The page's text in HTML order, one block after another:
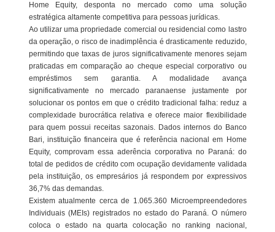
Home Equity, desponta no mercado como uma solução
estratégica altamente competitiva para pessoas jurídicas.
Ao utilizar uma propriedade comercial ou residencial como lastro
da operação, o risco de inadimplência é drasticamente reduzido,
permitindo que taxas de juros significativamente menores sejam
praticadas em comparação ao cheque especial corporativo ou
empréstimos sem garantia. A modalidade avança
significativamente no mercado paranaense justamente por
solucionar os pontos em que o crédito tradicional falha: reduz a
complexidade burocrática relativa e oferece maior flexibilidade
para quem possui receitas sazonais. Dados internos do Banco
Bari, instituição financeira que é referência nacional em Home
Equity, comprovam essa aderência corporativa no Paraná: do
total de pedidos de crédito com ocupação devidamente validada
pela instituição, os empresários já respondem por expressivos
36,7% das demandas.
Existem atualmente cerca de 1.065.360 Microempreendedores
Individuais (MEIs) registrados no estado do Paraná. O número
coloca o estado na quarta colocação no ranking nacional,